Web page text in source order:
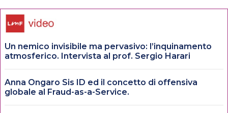
Un nemico invisibile ma pervasivo: l’inquinamento
atmosferico. Intervista al prof. Sergio Harari
Anna Ongaro Sis ID ed il concetto di offensiva
globale al Fraud-as-a-Service.